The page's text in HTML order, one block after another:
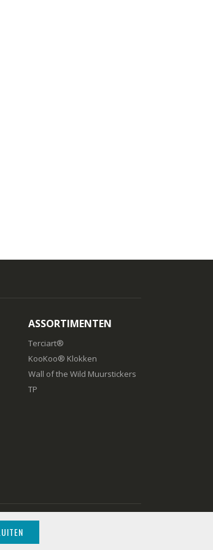
ASSORTIMENTEN
Terciart®
KooKoo® Klokken
Wall of the Wild Muurstickers
TP